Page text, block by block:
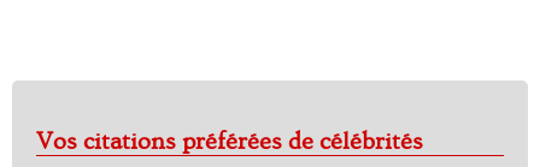
Vos citations préférées de célébrités